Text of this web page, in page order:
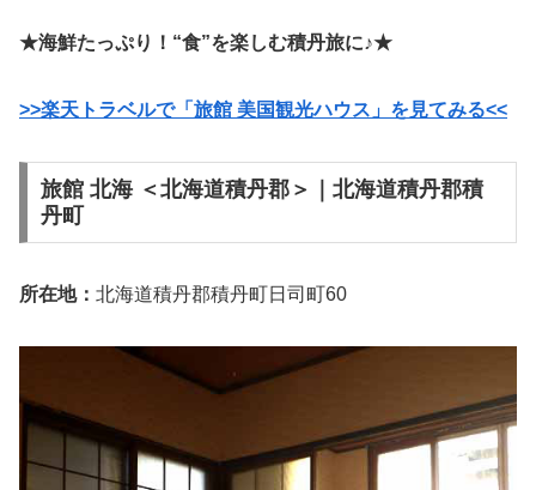
★海鮮たっぷり！“食”を楽しむ積丹旅に♪★
>>楽天トラベルで「旅館 美国観光ハウス」を見てみる<<
旅館 北海 ＜北海道積丹郡＞｜北海道積丹郡積
丹町
所在地： 北海道積丹郡積丹町日司町60